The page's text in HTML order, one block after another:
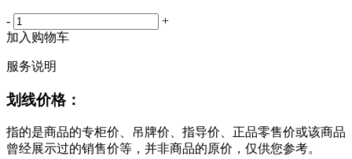
-
+
加入购物车
服务说明
划线价格：
指的是商品的专柜价、吊牌价、指导价、正品零售价或该商品
曾经展示过的销售价等，并非商品的原价，仅供您参考。